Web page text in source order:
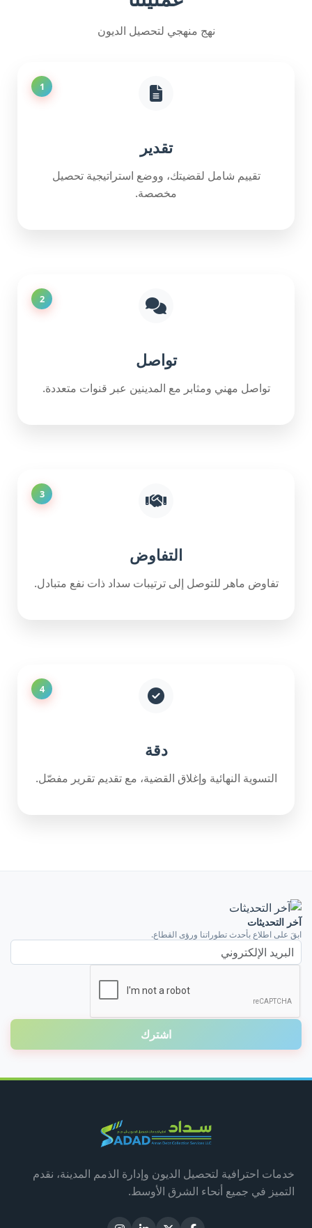
نهج منهجي لتحصيل الديون
1
تقدير
تقييم شامل لقضيتك، ووضع استراتيجية تحصيل
مخصصة.
2
تواصل
تواصل مهني ومثابر مع المدينين عبر قنوات متعددة.
3
التفاوض
تفاوض ماهر للتوصل إلى ترتيبات سداد ذات نفع متبادل.
4
دقة
التسوية النهائية وإغلاق القضية، مع تقديم تقرير مفصّل.
آخر التحديثات
ابقَ على اطلاعٍ بأحدث تطوراتنا ورؤى القطاع.
اشترك
خدمات احترافية لتحصيل الديون وإدارة الذمم المدينة، نقدم
التميز في جميع أنحاء الشرق الأوسط.